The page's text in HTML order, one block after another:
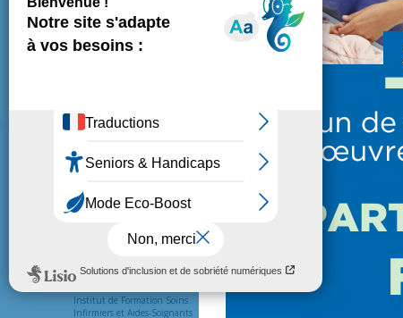
L’HÔPITAL
Présentation de l’hôpital
Institut de Formation Soins
Infirmiers et Aides-Soignants
PATIENTS ET VISITEURS
Venir en consultation